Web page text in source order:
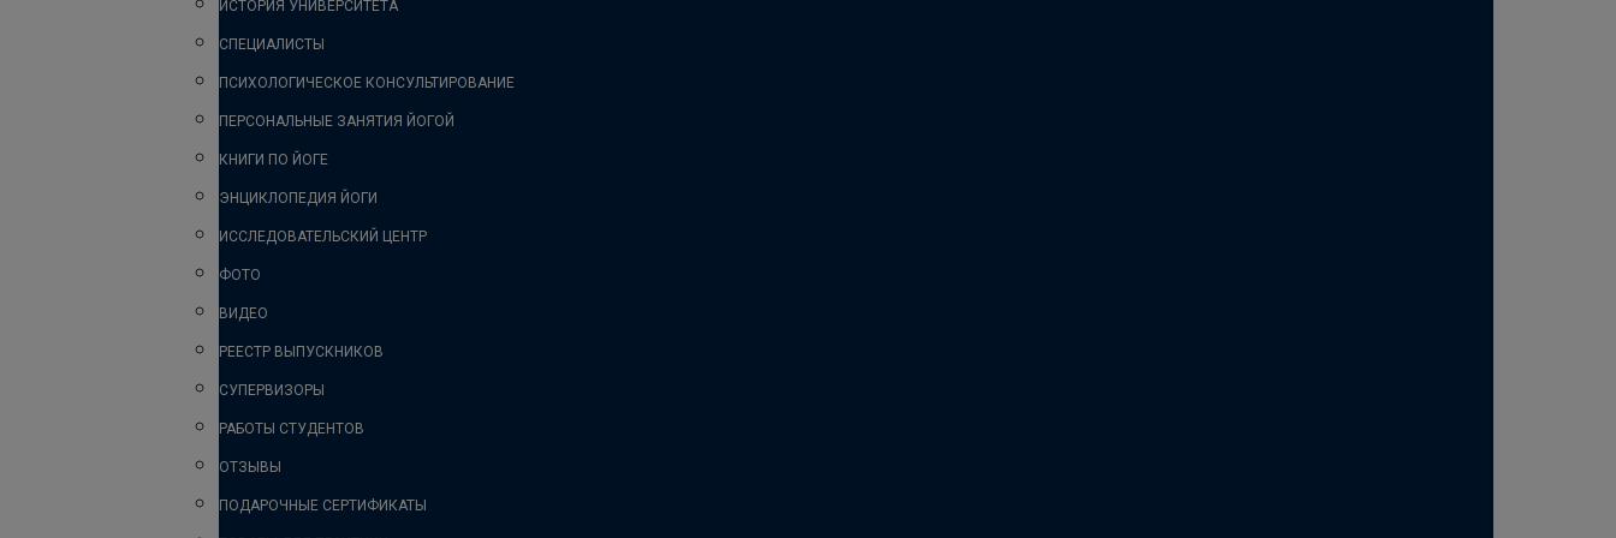
ИСТОРИЯ УНИВЕРСИТЕТА
СПЕЦИАЛИСТЫ
ПСИХОЛОГИЧЕСКОЕ КОНСУЛЬТИРОВАНИЕ
ПЕРСОНАЛЬНЫЕ ЗАНЯТИЯ ЙОГОЙ
КНИГИ ПО ЙОГЕ
ЭНЦИКЛОПЕДИЯ ЙОГИ
ИССЛЕДОВАТЕЛЬСКИЙ ЦЕНТР
ФОТО
ВИДЕО
РЕЕСТР ВЫПУСКНИКОВ
СУПЕРВИЗОРЫ
РАБОТЫ СТУДЕНТОВ
ОТЗЫВЫ
ПОДАРОЧНЫЕ СЕРТИФИКАТЫ